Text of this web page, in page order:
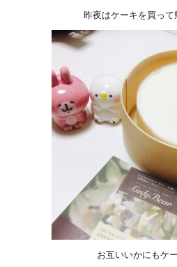
昨夜はケーキを買って
お互いいかにもケ